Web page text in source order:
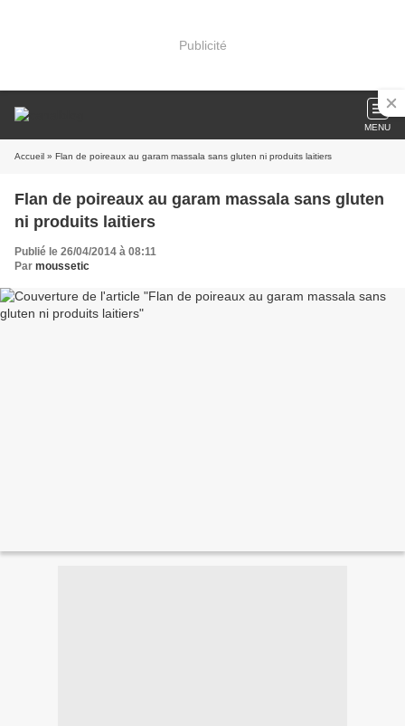
Publicité
MENU
Accueil » Flan de poireaux au garam massala sans gluten ni produits laitiers
Flan de poireaux au garam massala sans gluten
ni produits laitiers
Publié le 26/04/2014 à 08:11
Par moussetic